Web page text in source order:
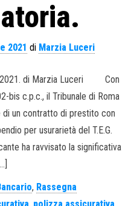
2021 di Marzia Luceri
2021. di Marzia Luceri Con
bis c.p.c., il Tribunale di Roma
di un contratto di prestito con
per usurarietà del T.E.G.
ha ravvisato la significativa
, Rassegna